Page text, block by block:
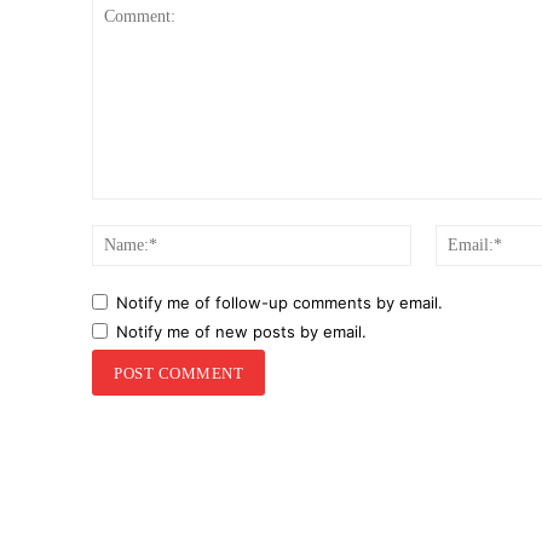
Name:*
Notify me of follow-up comments by email.
Notify me of new posts by email.